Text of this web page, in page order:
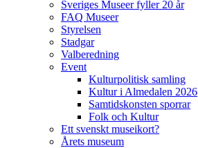
Sveriges Museer fyller 20 år
FAQ Museer
Styrelsen
Stadgar
Valberedning
Event
Kulturpolitisk samling
Kultur i Almedalen 2026
Samtidskonsten sporrar
Folk och Kultur
Ett svenskt museikort?
Årets museum